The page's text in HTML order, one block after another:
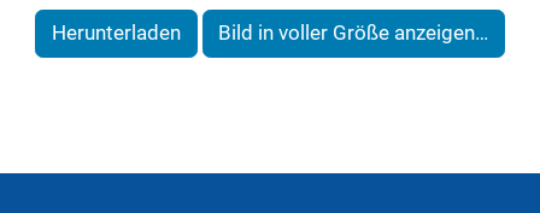
Herunterladen Bild in voller Größe anzeigen…